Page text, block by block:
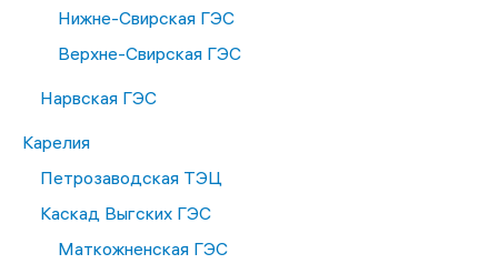
Нижне-Свирская ГЭС
Верхне-Свирская ГЭС
Нарвская ГЭС
Карелия
Петрозаводская ТЭЦ
Каскад Выгских ГЭС
Маткожненская ГЭС